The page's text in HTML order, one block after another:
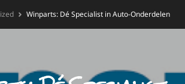
Winparts: Dé Specialist in Auto-Onderdelen